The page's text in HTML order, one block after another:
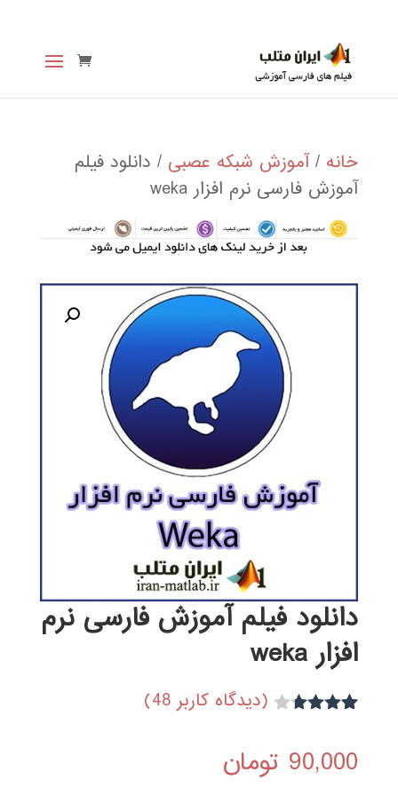
خانه /آموزش شبکه عصبی / دانلود فیلم
آموزش فارسی نرم افزار weka
دانلود فیلم آموزش فارسی نرم
افزار weka
5 امتیاز
مشتری
(دیدگاه کاربر 48
)
90,000 تومان